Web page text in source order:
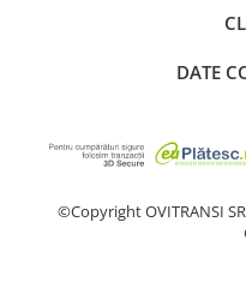
DATE
©Copyright OVITRANSI